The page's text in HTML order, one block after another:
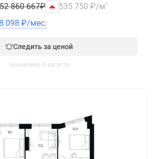
52 860 667₽ 535 750 ₽/м2
098 ₽/мес.
Следить за ценой
обновлено 8 августа